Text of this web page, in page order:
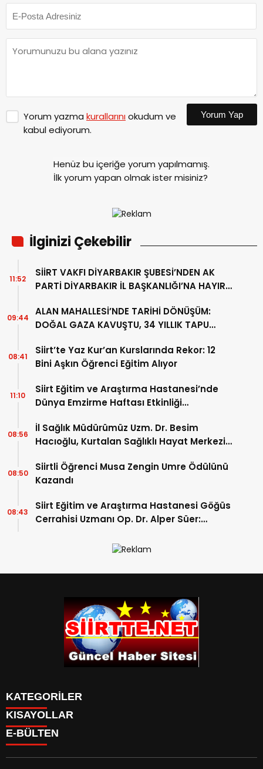
Yorum yazma kurallarınıokudum ve
kabul ediyorum.
Yorum Yap
Henüz bu içeriğe yorum yapılmamış.
İlk yorum yapan olmak ister misiniz?
İlginizi Çekebilir
SİİRT VAKFI DİYARBAKIR ŞUBESİ’NDEN AK
PARTİ DİYARBAKIR İL BAŞKANLIĞI’NA HAYIRLI
11:52
ALAN MAHALLESİ’NDE TARİHİ DÖNÜŞÜM:
DOĞAL GAZA KAVUŞTU, 34 YILLIK TAPU
09:44
Siirt’te Yaz Kur’an Kurslarında Rekor: 12
Bini Aşkın Öğrenci Eğitim Alıyor
08:41
Siirt Eğitim ve Araştırma Hastanesi’nde
Dünya Emzirme Haftası Etkinliği
11:10
İl Sağlık Müdürümüz Uzm. Dr. Besim
Hacıoğlu, Kurtalan Sağlıklı Hayat Merkezini
08:56
Siirtli Öğrenci Musa Zengin Umre Ödülünü
Kazandı
08:50
Siirt Eğitim ve Araştırma Hastanesi Göğüs
Cerrahisi Uzmanı Op. Dr. Alper Süer:
Anlamına Gelmez”
08:43
KATEGORİLER
SPOR
Eruh Haberleri
KISAYOLLAR
MANSET
SAĞLIK
E-BÜLTEN